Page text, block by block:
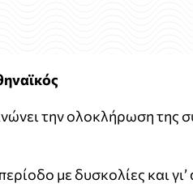
την ολοκλήρωση της
με δυσκολίες και